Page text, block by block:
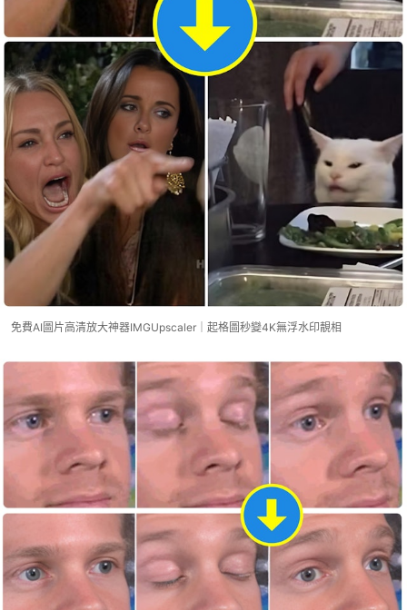
免費AI圖片高清放大神器IMGUpscaler｜起格圖秒變4K無浮水印靚相